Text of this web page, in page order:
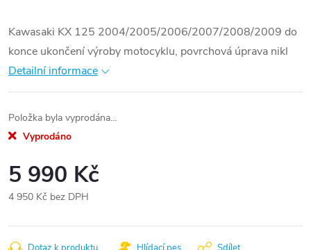
Kawasaki KX 125 2004/2005/2006/2007/2008/2009 do
konce ukončení výroby motocyklu, povrchová úprava nikl
Detailní informace
Položka byla vyprodána…
Vyprodáno
5 990 Kč
4 950 Kč bez DPH
cena: